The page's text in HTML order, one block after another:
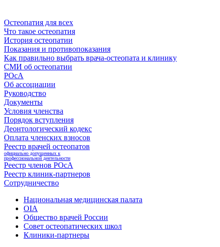
Остеопатия для всех
Что такое остеопатия
История остеопатии
Показания и противопоказания
Как правильно выбрать врача-остеопата и клинику
СМИ об остеопатии
РОсА
Об ассоциации
Руководство
Документы
Условия членства
Порядок вступления
Деонтологический кодекс
Оплата членских взносов
Реестр врачей остеопатов
официально допущенных к
профессиональной деятельности
Реестр членов РОсА
Реестр клиник-партнеров
Сотрудничество
Национальная медицинская палата
OIA
Общество врачей России
Совет остеопатических школ
Клиники-партнеры